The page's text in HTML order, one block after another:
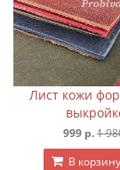
Лист кожи
999 р.1
В корзину